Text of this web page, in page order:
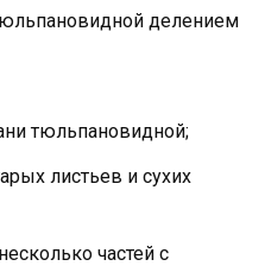
делением
тюльпановидной;
листьев и сухих
частей с